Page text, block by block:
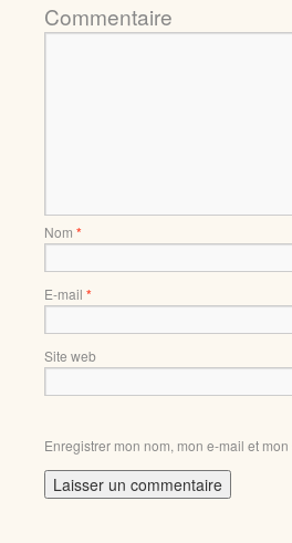
Nom *
E-mail *
Site web
Enregistrer mon nom, mon e-mail et